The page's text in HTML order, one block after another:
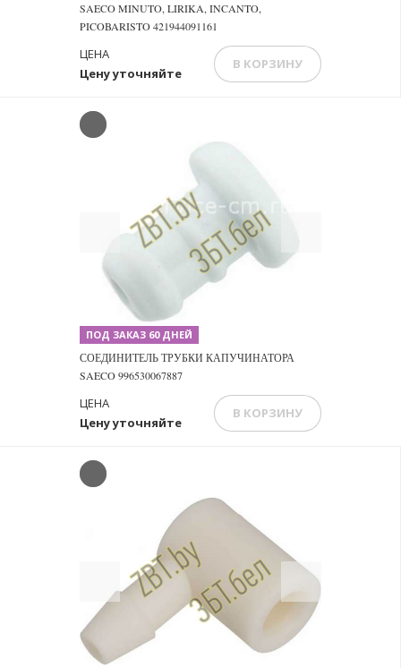
SAECO MINUTO, LIRIKA, INCANTO,
PICOBARISTO 421944091161
Цену уточняйте
ЦЕНА
В КОРЗИНУ
Previous
ПОД ЗАКАЗ 60 ДНЕЙ
СОЕДИНИТЕЛЬ ТРУБКИ КАПУЧИНАТОРА
SAECO 996530067887
Цену уточняйте
ЦЕНА
В КОРЗИНУ
Previous Next